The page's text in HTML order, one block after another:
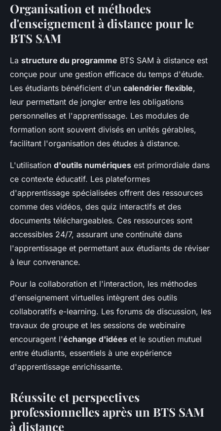
Organisation et méthodes
d'enseignement à distance pour le
BTS SAM
La structure du programme BTS SAM à distance est
conçue pour une gestion efficace du temps d'étude.
Les étudiants bénéficient d'un calendrier flexible,
leur permettant de jongler entre les obligations
personnelles et l'apprentissage. Les modules de
formation sont souvent divisés en unités gérables,
facilitant l'organisation des études à distance.
L'utilisation d'outils numériques est primordiale dans
ce contexte éducatif. Les plateformes
d'apprentissage spécialisées offrent des ressources
comme des vidéos, des quiz interactifs et des
documents téléchargeables. Ces ressources sont
accessibles 24/7, assurant une continuité dans
l'apprentissage et permettant aux étudiants de réviser
à leur convenance.
Pour la collaboration et l'interaction, les méthodes
d'enseignement virtuelles intègrent des outils
collaboratifs e-learning. Les forums de discussion, les
travaux de groupe et les sessions de webinaire
encouragent l'échange d'idées et le soutien mutuel
entre étudiants, essentiels à une expérience
d'apprentissage enrichissante.
Réussite et perspectives
professionnelles après un BTS SAM
à distance